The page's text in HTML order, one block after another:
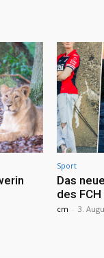
Sport
Das
des FCH
cm - 3.